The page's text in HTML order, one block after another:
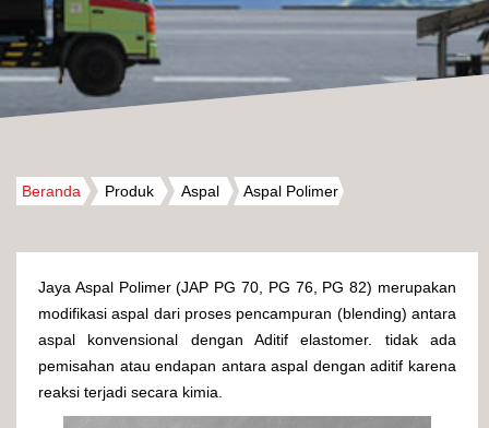
Beranda Produk Aspal Aspal Polimer
Jaya Aspal Polimer (JAP PG 70, PG 76, PG 82) merupakan
modifikasi aspal dari proses pencampuran (blending) antara
aspal konvensional dengan Aditif elastomer. tidak ada
pemisahan atau endapan antara aspal dengan aditif karena
reaksi terjadi secara kimia.